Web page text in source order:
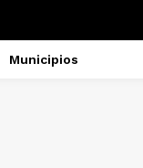
Municipios